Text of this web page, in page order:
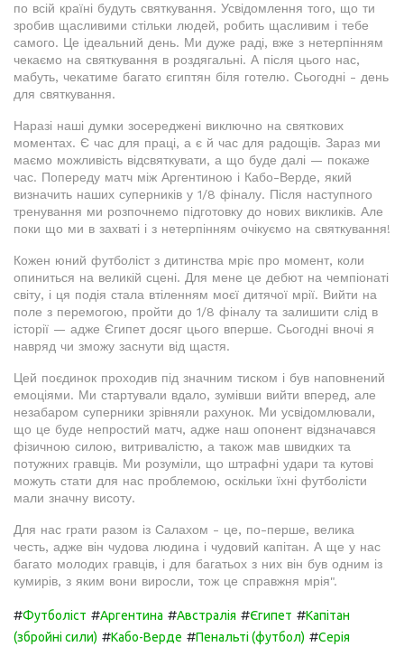
по всій країні будуть святкування. Усвідомлення того, що ти
зробив щасливими стільки людей, робить щасливим і тебе
самого. Це ідеальний день. Ми дуже раді, вже з нетерпінням
чекаємо на святкування в роздягальні. А після цього нас,
мабуть, чекатиме багато єгиптян біля готелю. Сьогодні - день
для святкування.
Наразі наші думки зосереджені виключно на святкових
моментах. Є час для праці, а є й час для радощів. Зараз ми
маємо можливість відсвяткувати, а що буде далі — покаже
час. Попереду матч між Аргентиною і Кабо-Верде, який
визначить наших суперників у 1/8 фіналу. Після наступного
тренування ми розпочнемо підготовку до нових викликів. Але
поки що ми в захваті і з нетерпінням очікуємо на святкування!
Кожен юний футболіст з дитинства мріє про момент, коли
опиниться на великій сцені. Для мене це дебют на чемпіонаті
світу, і ця подія стала втіленням моєї дитячої мрії. Вийти на
поле з перемогою, пройти до 1/8 фіналу та залишити слід в
історії — адже Єгипет досяг цього вперше. Сьогодні вночі я
навряд чи зможу заснути від щастя.
Цей поєдинок проходив під значним тиском і був наповнений
емоціями. Ми стартували вдало, зумівши вийти вперед, але
незабаром суперники зрівняли рахунок. Ми усвідомлювали,
що це буде непростий матч, адже наш опонент відзначався
фізичною силою, витривалістю, а також мав швидких та
потужних гравців. Ми розуміли, що штрафні удари та кутові
можуть стати для нас проблемою, оскільки їхні футболісти
мали значну висоту.
Для нас грати разом із Салахом - це, по-перше, велика
честь, адже він чудова людина і чудовий капітан. А ще у нас
багато молодих гравців, і для багатьох з них він був одним із
кумирів, з яким вони виросли, тож це справжня мрія".
#Футболіст #Аргентина #Австралія #Єгипет #Капітан
(збройні сили) #Кабо-Верде #Пенальті (футбол) #Серія